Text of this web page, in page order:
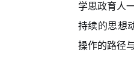
学思政育人
持续的思想
操作的路径